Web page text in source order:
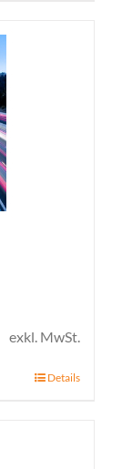
exkl. MwSt.
Details